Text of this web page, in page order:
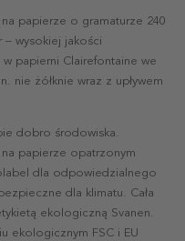
papierze o gramaturze 240
– wysokiej jakości
papierni Clairefontaine we
nie żółknie wraz z upływem
dobro środowiska.
papierze opatrzonym
dla odpowiedzialnego
dla klimatu. Cała
ekologiczną Svanen.
ekologicznym FSC i EU